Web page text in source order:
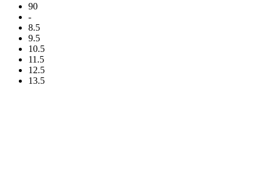
90
-
8.5
9.5
10.5
11.5
12.5
13.5